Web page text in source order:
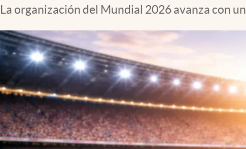
La organización del Mundial 2026 avanza con